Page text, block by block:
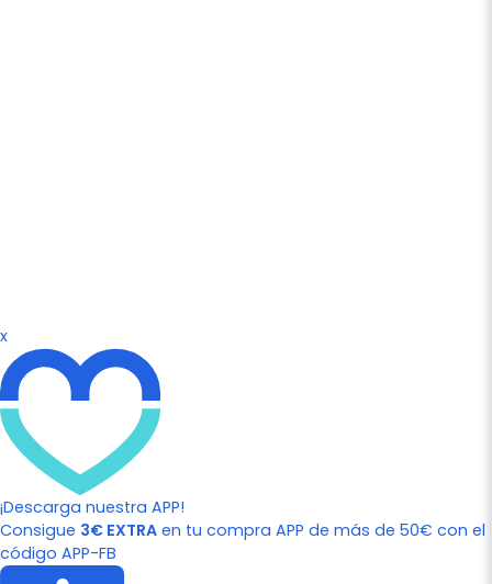
x
¡Descarga nuestra APP!
Consigue 3€ EXTRA en tu compra APP de más de 50€ con el
código APP-FB